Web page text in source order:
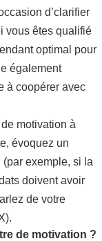
d’clarifier
vous êtes qualifié
optimal pour
également
à coopérer avec
motivation à
évoquez un
exemple, si la
doivent avoir
de votre
de motivation ?